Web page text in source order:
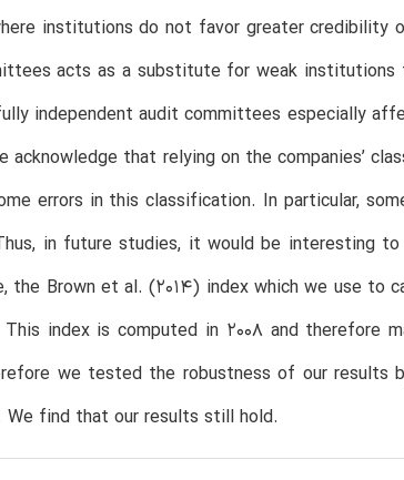
institutions do not favor greater
acts as a substitute for weak institutions
independent audit committees especially
acknowledge that relying on the companies’
errors in this classification. In particular,
in future studies, it would be interesting
the Brown et al. (2014) index which we use
index is computed in 2008 and therefore
we tested the robustness of our results
We find that our results still hold.